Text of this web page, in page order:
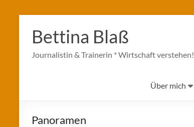
Inhalt
springen
Bettina Blaß
Journalistin & Trainerin * Wirtschaft verstehen!
Über mich
Panoramen